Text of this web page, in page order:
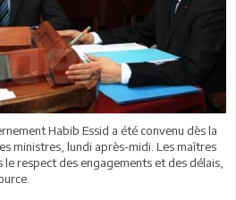
Habib Essid a été convenu dès la
ministres, lundi après-midi. Les maîtres
respect des engagements et des délais,